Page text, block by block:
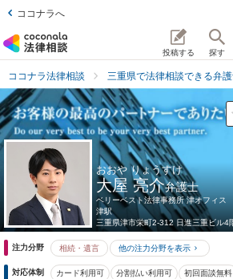
ココナラへ
投稿する 探す
ココナラ法律相談 三重県で法律相談できる弁
おおや りょうすけ
大屋 亮介弁護士
ベリーベスト法律事務所 津オフィス
津駅
三重県津市栄町2-312 日進三重ビル4
注力分野 相続・遺言 他の注力分野を表示
対応体制 カード利用可 分割払い利用可 初回面談無料